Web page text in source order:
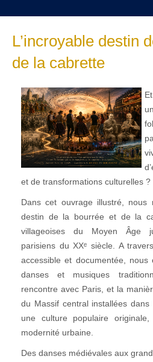
L’incroyable destin
de la cabrette
et de transformations culturelles ?
Dans cet ouvrage illustré, nous
destin de la bourrée et de la
villageoises du Moyen Âge
parisiens du XXᵉ siècle. A
accessible et documentée, nous
danses et musiques
rencontre avec Paris, et la
du Massif central installées
une culture populaire
modernité urbaine.
Des danses médiévales aux